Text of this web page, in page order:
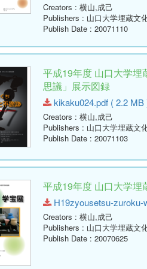
Creators : 横山,成己
Publishers : 山口大学埋蔵文
Publish Date : 20071110
平成19年度 山口大学
思議」展示図録
kikaku024.pdf ( 2.2 MB
Creators : 横山,成己
Publishers : 山口大学埋蔵文
Publish Date : 20071103
平成19年度 山口大学
H19zyousetsu-zuroku-
Creators : 横山,成己
Publishers : 山口大学埋蔵文
Publish Date : 20070625